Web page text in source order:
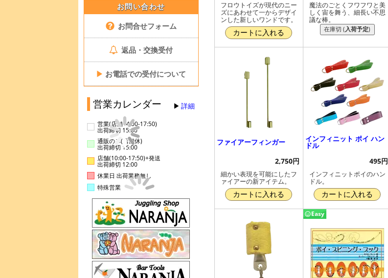
お問い合わせ
お問合せフォーム
返品・交換受付
▶ お電話での受付について
営業カレンダー 詳細
営業(店舗14:00-17:50)
出荷締切 15:00
通販のみ(店舗休)
出荷締切 15:00
店舗(10:00-17:50)+発送
出荷締切 12:00
休業日 出荷業務無し
特殊営業
フロウトイズが現代のニー
ズにあわせて一からデザイ
ンした新しいワンドです。
カートに入れる
魔法のごとくフワフワと美
しく宙を舞う、細長い不思
議な棒。
在庫切 (入荷予定)
ファイアーフィンガー
2,750円
細かい表現を可能にしたフ
ァイアーの新アイテム。
カートに入れる
インフィニット ポイ ハン
ドル
495円
インフィニットポイのハン
ドル。
カートに入れる
Easy